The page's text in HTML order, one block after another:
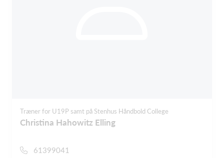
Træner for U19P samt på Stenhus Håndbold College
Christina Hahowitz Elling
61399041